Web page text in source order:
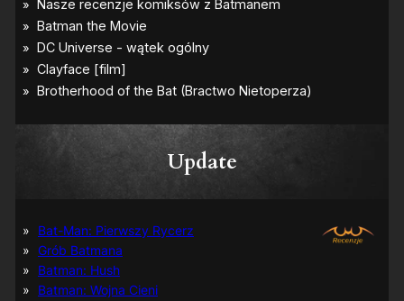
Update
Bat-Man: Pierwszy Rycerz
Grób Batmana
Batman: Hush
Batman: Wojna Cieni